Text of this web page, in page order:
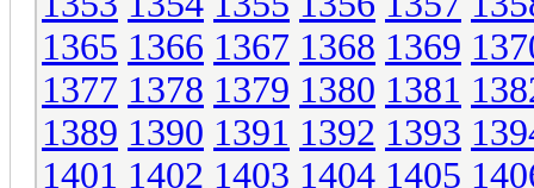
1365 1366 1367 1368 1369
1377 1378 1379 1380 1381
1389 1390 1391 1392 1393
1401 1402 1403 1404 1405